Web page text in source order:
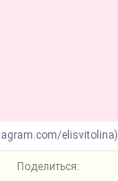
elisvitolina)
Поделиться: